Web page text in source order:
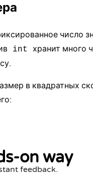
число
int
хранит много
в квадратных
on way
feedback.